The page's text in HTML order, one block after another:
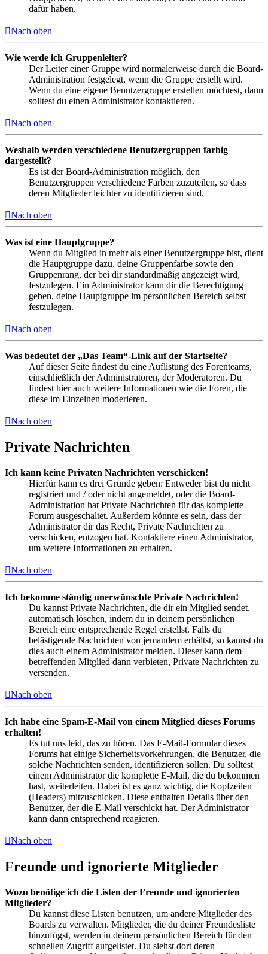
dafür haben.
Nach oben
Wie werde ich Gruppenleiter?
Der Leiter einer Gruppe wird normalerweise durch die Board-
Administration festgelegt, wenn die Gruppe erstellt wird.
Wenn du eine eigene Benutzergruppe erstellen möchtest, dann
solltest du einen Administrator kontaktieren.
Nach oben
Weshalb werden verschiedene Benutzergruppen farbig
dargestellt?
Es ist der Board-Administration möglich, den
Benutzergruppen verschiedene Farben zuzuteilen, so dass
deren Mitglieder leichter zu identifizieren sind.
Nach oben
Was ist eine Hauptgruppe?
Wenn du Mitglied in mehr als einer Benutzergruppe bist, dient
die Hauptgruppe dazu, deine Gruppenfarbe sowie den
Gruppenrang, der bei dir standardmäßig angezeigt wird,
festzulegen. Ein Administrator kann dir die Berechtigung
geben, deine Hauptgruppe im persönlichen Bereich selbst
festzulegen.
Nach oben
Was bedeutet der „Das Team“-Link auf der Startseite?
Auf dieser Seite findest du eine Auflistung des Forenteams,
einschließlich der Administratoren, der Moderatoren. Du
findest hier auch weitere Informationen wie die Foren, die
diese im Einzelnen moderieren.
Nach oben
Private Nachrichten
Ich kann keine Privaten Nachrichten verschicken!
Hierfür kann es drei Gründe geben: Entweder bist du nicht
registriert und / oder nicht angemeldet, oder die Board-
Administration hat Private Nachrichten für das komplette
Forum ausgeschaltet. Außerdem könnte es sein, dass der
Administrator dir das Recht, Private Nachrichten zu
verschicken, entzogen hat. Kontaktiere einen Administrator,
um weitere Informationen zu erhalten.
Nach oben
Ich bekomme ständig unerwünschte Private Nachrichten!
Du kannst Private Nachrichten, die dir ein Mitglied sendet,
automatisch löschen, indem du in deinem persönlichen
Bereich eine entsprechende Regel erstellst. Falls du
belästigende Nachrichten von jemandem erhältst, so kannst du
dies auch einem Administrator melden. Dieser kann dem
betreffenden Mitglied dann verbieten, Private Nachrichten zu
versenden.
Nach oben
Ich habe eine Spam-E-Mail von einem Mitglied dieses Forums
erhalten!
Es tut uns leid, das zu hören. Das E-Mail-Formular dieses
Forums hat einige Sicherheitsvorkehrungen, die Benutzer, die
solche Nachrichten senden, identifizieren sollen. Du solltest
einem Administrator die komplette E-Mail, die du bekommen
hast, weiterleiten. Dabei ist es ganz wichtig, die Kopfzeilen
(Headers) mitzuschicken. Diese enthalten Details über den
Benutzer, der die E-Mail verschickt hat. Der Administrator
kann dann entsprechend reagieren.
Nach oben
Freunde und ignorierte Mitglieder
Wozu benötige ich die Listen der Freunde und ignorierten
Mitglieder?
Du kannst diese Listen benutzen, um andere Mitglieder des
Boards zu verwalten. Mitglieder, die du deiner Freundesliste
hinzufügst, werden in deinem persönlichen Bereich für den
schnellen Zugriff aufgelistet. Du siehst dort deren